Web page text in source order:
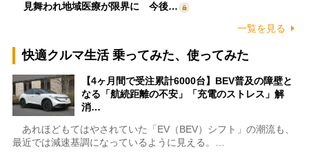
見舞われ地域医療が限界に 今後…
一覧を見る
快適クルマ生活 乗ってみた、使ってみた
【4ヶ月間で受注累計6000台】BEV普及の障壁と
なる「航続距離の不安」「充電のストレス」解
消…
あれほどもてはやされていた「EV（BEV）シフト」の潮流も、
最近では減速基調になっているように見える。…